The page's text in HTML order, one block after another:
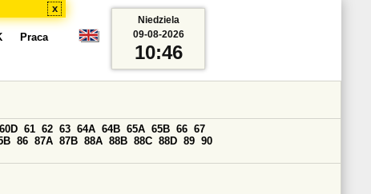
x
Praca
60D 61 62 63 64A 64B 65A 65B 66 67
86 87A 87B 88A 88B 88C 88D 89 90
Niedziela
09-08-2026
10:46